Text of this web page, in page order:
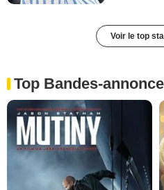
Voir le top
Top Bandes-